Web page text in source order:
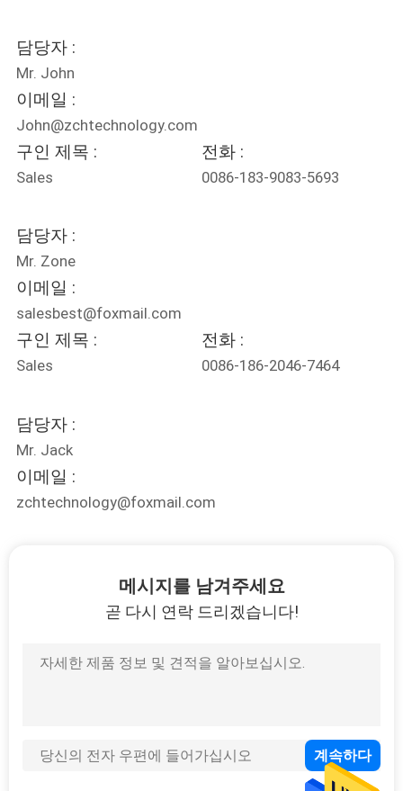
ON-
LINE
담당자 :
Mr. John
이메일 :
John@zchtechnology.com
구인 제목 :
Sales
전화 :
0086-183-9083-5693
담당자 :
Mr. Zone
이메일 :
salesbest@foxmail.com
구인 제목 :
Sales
전화 :
0086-186-2046-7464
담당자 :
Mr. Jack
이메일 :
zchtechnology@foxmail.com
메시지를 남겨주세요
곧 다시 연락 드리겠습니다!